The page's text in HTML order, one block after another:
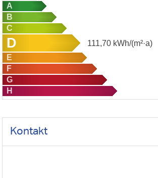
A
B
C
D 111,70 kWh/(m²·a)
E
F
G
H
Kontakt